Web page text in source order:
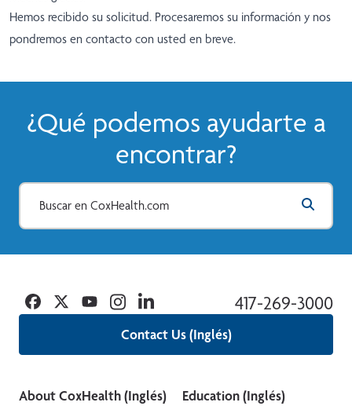
Hemos recibido su solicitud. Procesaremos su información y nos
pondremos en contacto con usted en breve.
¿Qué podemos ayudarte a
encontrar?
Contact Us (Inglés)
417-269-3000
Facebook
TwitterYouTubeInstagramLinkedin
About CoxHealth (Inglés)
Education (Inglés)